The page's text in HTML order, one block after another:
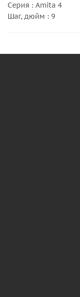
Серия : Amita 4
Шаг, дюйм : 9